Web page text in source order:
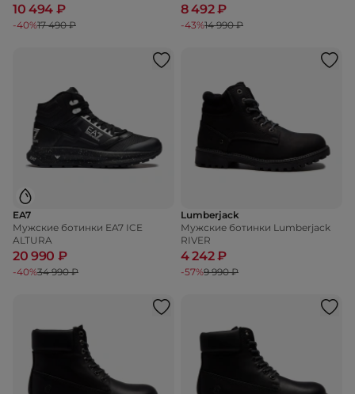
10 494 ₽
-40%17 490 ₽
8 492 ₽
-43%14 990 ₽
EA7
Мужские ботинки EA7 ICE
ALTURA
20 990 ₽
-40%34 990 ₽
Lumberjack
Мужские ботинки Lumberjack
RIVER
4 242 ₽
-57%9 990 ₽